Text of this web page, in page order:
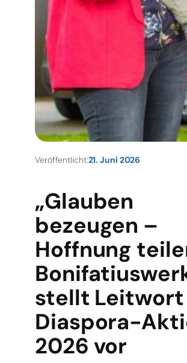
Veröffentlicht:21. Juni 2026
„Glauben
bezeugen –
Hoffnung
stellt
Diaspora-
2026 vor